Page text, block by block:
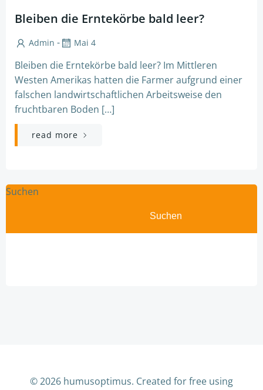
Bleiben die Erntekörbe bald leer?
Admin - Mai 4
Bleiben die Erntekörbe bald leer? Im Mittleren
Westen Amerikas hatten die Farmer aufgrund einer
falschen landwirtschaftlichen Arbeitsweise den
fruchtbaren Boden […]
read more
Suchen
Suchen
© 2026 humusoptimus. Created for free using